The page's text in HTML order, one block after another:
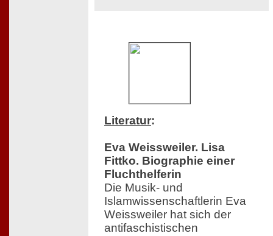
Literatur:
Eva Weissweiler. Lisa
Fittko. Biographie einer
Fluchthelferin
Die Musik- und
Islamwissenschaftlerin Eva
Weissweiler hat sich der
antifaschistischen